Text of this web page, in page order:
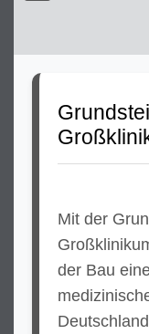
Mit der
der Bau